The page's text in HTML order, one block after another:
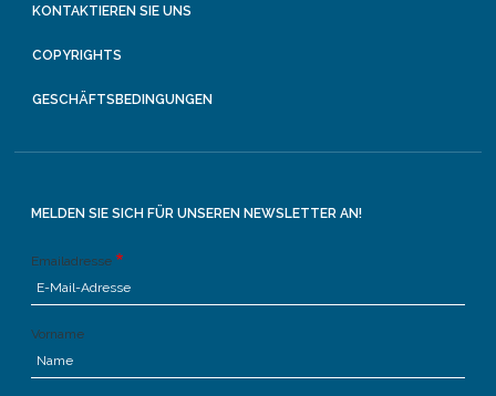
KONTAKTIEREN SIE UNS
COPYRIGHTS
GESCHÄFTSBEDINGUNGEN
MELDEN SIE SICH FÜR UNSEREN NEWSLETTER AN!
Emailadresse
Vorname